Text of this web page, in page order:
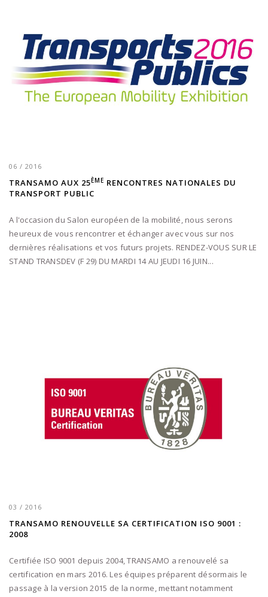
06 / 2016
TRANSAMO AUX 25ÈME RENCONTRES NATIONALES DU
TRANSPORT PUBLIC
A l'occasion du Salon européen de la mobilité, nous serons
heureux de vous rencontrer et échanger avec vous sur nos
dernières réalisations et vos futurs projets. RENDEZ-VOUS SUR LE
STAND TRANSDEV (F 29) DU MARDI 14 AU JEUDI 16 JUIN...
03 / 2016
TRANSAMO RENOUVELLE SA CERTIFICATION ISO 9001 :
2008
Certifiée ISO 9001 depuis 2004, TRANSAMO a renouvelé sa
certification en mars 2016. Les équipes préparent désormais le
passage à la version 2015 de la norme, mettant notamment